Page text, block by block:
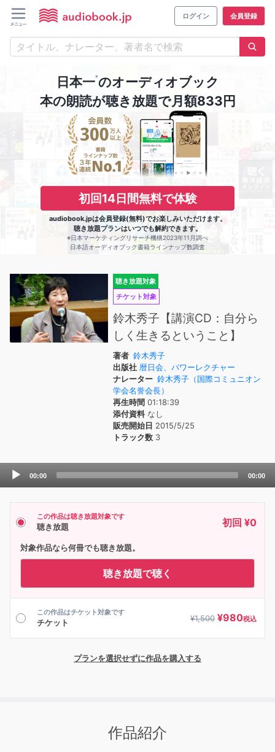
ログイン 会員登録
日本一※のオーディオブック
本の朗読が聴き放題で月額833円
初回14日間無料で体験
audiobook.jpは会員登録(無料)でお楽しみいただけます。
聴き放題プランはいつでも解約できます。
※日本マーケティングリサーチ機構2023年11月調べ
日本語オーディオブック書籍ラインナップ数調査
聴き放題対象
チケット対象
鈴木秀子【講演CD：自分ら
しく生きるということ】
著者 鈴木秀子
出版社 暦日会、パワーレクチャー
ナレーター 鈴木秀子（国際コミュニオン
学会名誉会長）
再生時間 01:18:39
添付資料なし
販売開始日 2015/5/25
トラック数 3
Audio
00:00 00:00
この作品は聴き放題対象です
聴き放題 初回 ¥0
対象作品なら何冊でも聴き放題。
聴き放題で聴く
この作品はチケット対象です
チケット ¥1,500 ¥980税込
プランを選択せずに作品を購入する
作品紹介